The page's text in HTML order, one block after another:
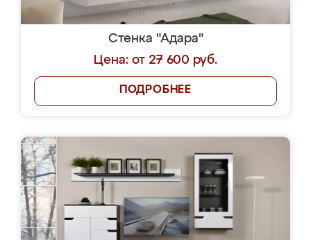
Стенка "Адара"
Цена: от 27 600 руб.
ПОДРОБНЕЕ